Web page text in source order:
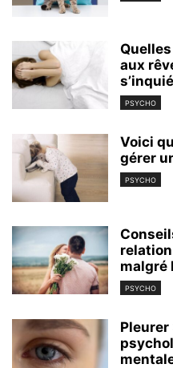
aux
PSYCHO
Voici
gérer
PSYCHO
malgré
PSYCHO